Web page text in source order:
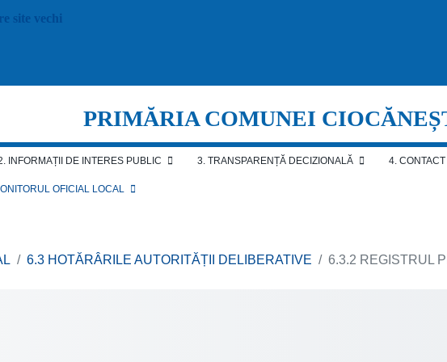
site vechi
PRIMĂRIA COMUNEI
INFORMAȚII DE INTERES PUBLIC 3. TRANSPARENȚĂ DECIZIONALĂ 4. CONTACT
OFICIAL LOCAL
6.3 HOTĂRÂRILE AUTORITĂȚII DELIBERATIVE 6.3.2 REGISTRUL